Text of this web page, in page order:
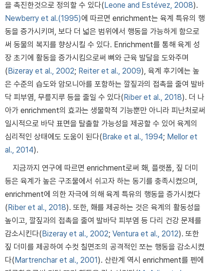
을 촉진한것으로 정의할 수 있다(Leone and Estévez, 2008).
Newberry et al.(1995)에 따르면 enrichment는 육계 특유의 행
동을 증가시키며, 보다 더 넓은 범위에서 행동을 가능하게 함으로
써 동물의 복지를 향상시킬 수 있다. Enrichment를 통해 육계 성
장 초기에 활동을 증가시킴으로써 뼈와 근육 발달을 도와주며
(Bizeray et al., 2002; Reiter et al., 2009), 육계 후기에는 높
은 수준의 습도와 암모니아를 포함하는 깔짚과의 접촉을 줄여 발바
닥 피부염, 무릎지루 등을 줄일 수 있다(Riber et al., 2018). 더 나
아가 enrichment의 효과는 생물학적 기능뿐만 아니라 피난처로써
일시적으로 바닥 표면을 탈출할 가능성을 제공할 수 있어 육계의
심리적인 상태에도 도움이 된다(Brake et al., 1994; Mellor et
al., 2014).
지금까지 연구에 따르면 enrichment로써 홰, 플랫폼, 짚 더미
등은 육계가 높은 구조물에서 쉬고자 하는 동기를 충족시켰으며,
enrichment에 의한 자극에 의해 육계 특유의 행동을 증가시켰다
(Riber et al., 2018). 또한, 홰를 제공하는 것은 육계의 활동성을
높이고, 깔짚과의 접촉을 줄여 발바닥 피부염 등 다리 건강 문제를
감소시킨다(Bizeray et al., 2002; Ventura et al., 2012). 또한
짚 더미를 제공하여 수컷 칠면조의 공격적인 쪼는 행동을 감소시켰
다(Martrenchar et al., 2001). 산란계 역시 enrichment를 펜에